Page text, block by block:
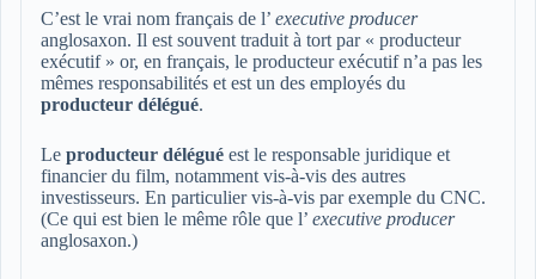
C’est le vrai nom français de l’ executive producer
anglosaxon. Il est souvent traduit à tort par « producteur
exécutif » or, en français, le producteur exécutif n’a pas les
mêmes responsabilités et est un des employés du
producteur délégué.
Le producteur délégué est le responsable juridique et
financier du film, notamment vis-à-vis des autres
investisseurs. En particulier vis-à-vis par exemple du CNC.
(Ce qui est bien le même rôle que l’ executive producer
anglosaxon.)